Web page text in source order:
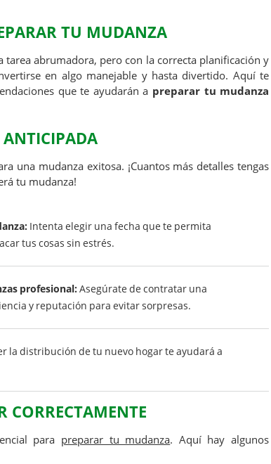
TU MUDANZA
tarea abrumadora, pero con la correcta planificación y
en algo manejable y hasta divertido. Aquí te
que te ayudarán a preparar tu mudanza
una mudanza exitosa. ¡Cuantos más detalles tengas
tu mudanza!
Intenta elegir una fecha que te permita
tus cosas sin estrés.
profesional: Asegúrate de contratar una
y reputación para evitar sorpresas.
la distribución de tu nuevo hogar te ayudará a
CORRECTAMENTE
para preparar tu mudanza. Aquí hay algunos